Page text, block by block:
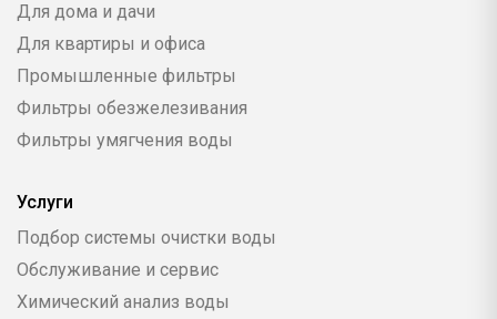
Для дома и дачи
Для квартиры и офиса
Промышленные фильтры
Фильтры обезжелезивания
Фильтры умягчения воды
Услуги
Подбор системы очистки воды
Обслуживание и сервис
Химический анализ воды